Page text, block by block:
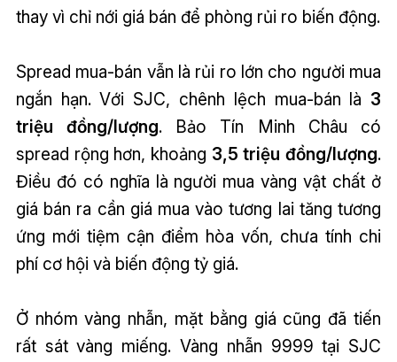
thay vì chỉ nới giá bán để phòng rủi ro biến động.
Spread mua-bán vẫn là rủi ro lớn cho người mua
ngắn hạn. Với SJC, chênh lệch mua-bán là 3
triệu đồng/lượng. Bảo Tín Minh Châu có
spread rộng hơn, khoảng 3,5 triệu đồng/lượng.
Điều đó có nghĩa là người mua vàng vật chất ở
giá bán ra cần giá mua vào tương lai tăng tương
ứng mới tiệm cận điểm hòa vốn, chưa tính chi
phí cơ hội và biến động tỷ giá.
Ở nhóm vàng nhẫn, mặt bằng giá cũng đã tiến
rất sát vàng miếng. Vàng nhẫn 9999 tại SJC